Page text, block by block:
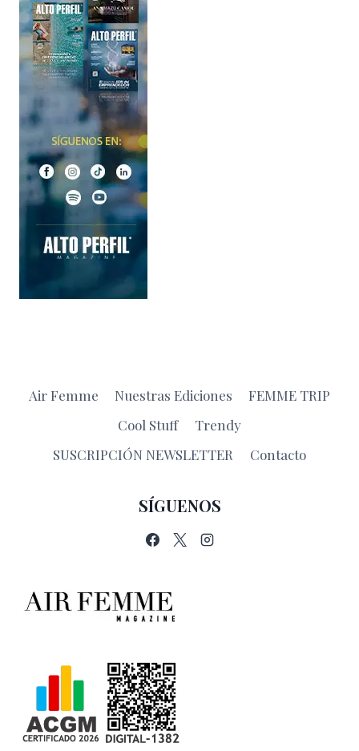
Air Femme Nuestras Ediciones
FEMME TRIP
Cool Stuff
Trendy
SUSCRIPCIÓN NEWSLETTER
Contacto
SÍGUENOS